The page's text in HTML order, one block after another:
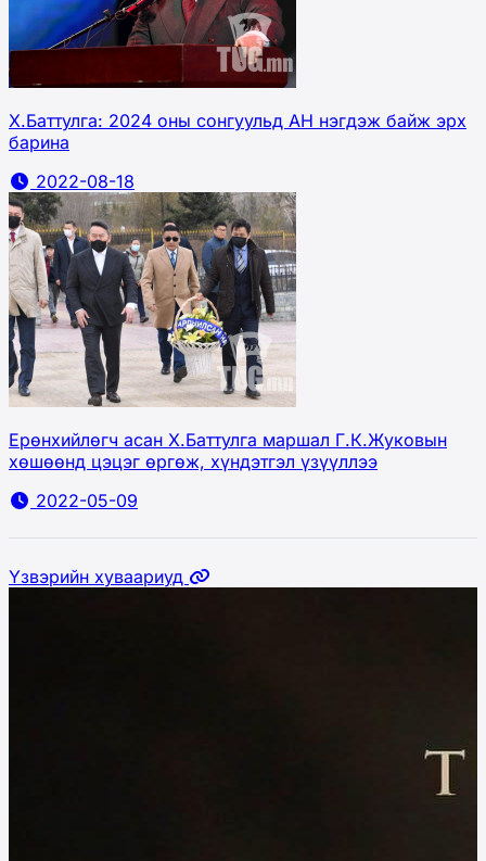
Х.Баттулга: 2024 оны сонгуульд АН нэгдэж байж эрх
барина
2022-08-18
Ерөнхийлөгч асан Х.Баттулга маршал Г.К.Жуковын
хөшөөнд цэцэг өргөж, хүндэтгэл үзүүллээ
2022-05-09
Үзвэрийн хуваариуд